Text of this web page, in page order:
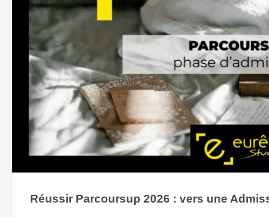
Réussir Parcoursup 2026 : vers une